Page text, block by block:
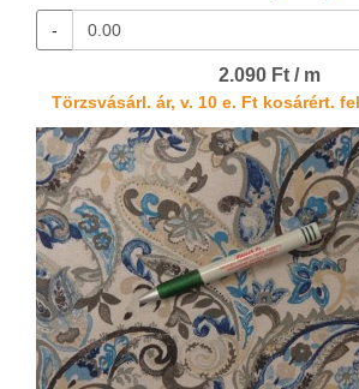
-
2.090 Ft / m
Törzsvásárl. ár, v. 10 e. Ft kosárért.